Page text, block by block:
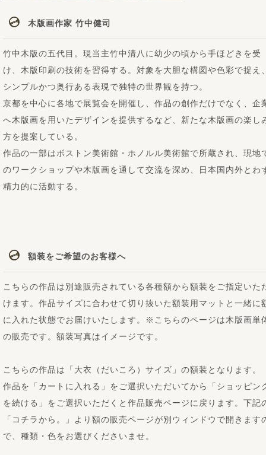
木版画作家 竹中健司
竹中木版の五代目。現当主竹中清八に幼少の頃から手ほどきを受
け、木版印刷の技術を習得する。対象を大胆な構図や色彩で捉え
シンプルかつ奥行ある表現で独特の世界観を持つ。
京都を中心に各地で展覧会を開催し、作品の創作だけでなく、企
へ木版画を用いたデザインを提供するなど、新たな木版画の楽し
方を提案している。
作品の一部はボストン美術館・ホノルル美術館で所蔵され、現地
のワークショップや木版画を通して交流を深め、日本国内外とわ
精力的に活動する。
額装をご希望のお客様へ
こちらの作品は別途販売されている各種額から額装をご指定いた
けます。作品サイズに合わせて切り抜いた額装用マットと一緒に
に入れた状態でお届けいたします。※こちらのページは木版画単
の販売です。額装写真はイメージです。
こちらの作品は「大衣（だいころ）サイズ」の額装となります。
作品を「カートに入れる」をご選択いただいてから「ショッピン
を続ける」をご選択いただくと作品販売ページに戻ります。下記
「コチラから。」より額の販売ページが別ウィンドウで開きます
で、種類・色をお選びくださいませ。